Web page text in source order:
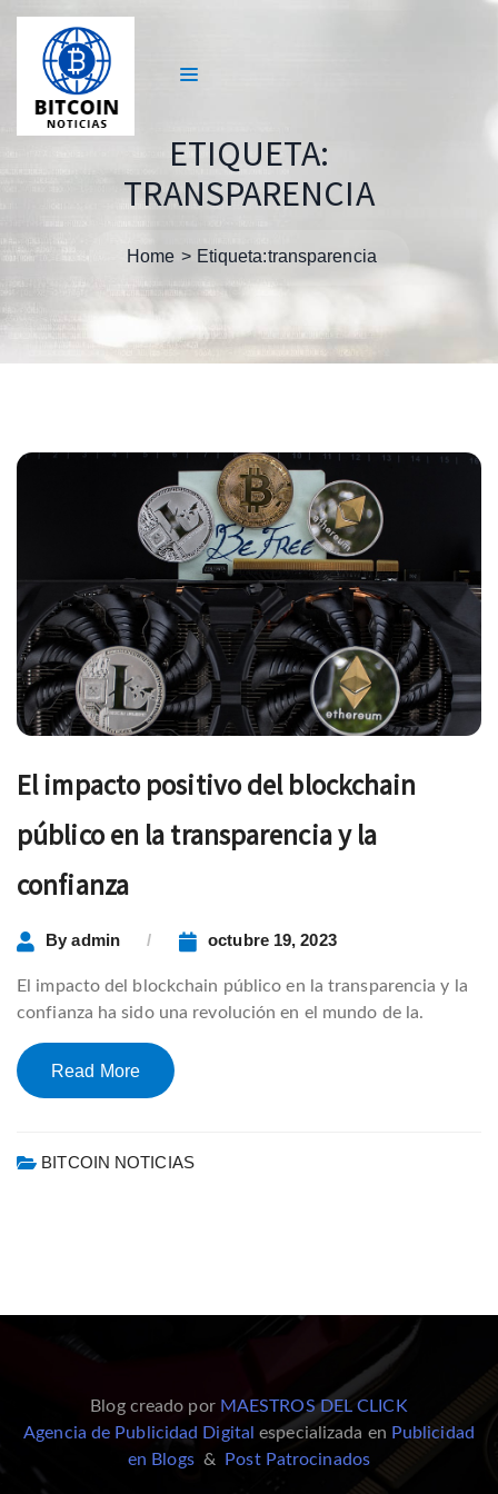
ETIQUETA:
TRANSPARENCIA
Home Etiqueta:transparencia
El impacto positivo del blockchain
público en la transparencia y la
confianza
Byadmin octubre 19, 2023
El impacto del blockchain público en la transparencia y la
confianza ha sido una revolución en el mundo de la.
Read More
BITCOIN NOTICIAS
Blog creado por MAESTROS DEL CLICK
Agencia de Publicidad Digital especializada en Publicidad
en Blogs& Post Patrocinados